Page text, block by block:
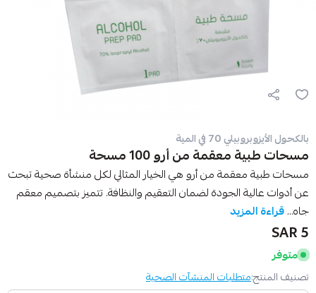
بالكحول الأيزوبروبيلي 70 في المية
مسحات طبية معقمة من أرو 100 مسحة
مسحات طبية معقمة من أرو هي الخيار المثالي لكل منشأة صحية تبحث
عن أدوات عالية الجودة لضمان التعقيم والنظافة. تتميز بتصميم معقم
جاه...قراءة المزيد
5 SAR
متوفر
تصنيف المنتج:متطلبات المنشآت الصحية